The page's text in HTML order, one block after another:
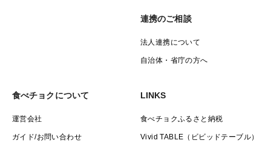
連携のご相談
法人連携について
自治体・省庁の方へ
食べチョクについて
運営会社
ガイド/お問い合わせ
LINKS
食べチョクふるさと納税
Vivid TABLE（ビビッドテーブル）